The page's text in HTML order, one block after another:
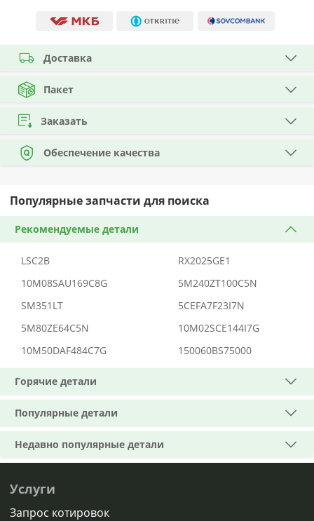
Доставка
Пакет
Заказать
Обеспечение качества
Популярные запчасти для поиска
Рекомендуемые детали
LSC2B
RX2025GE1
10M08SAU169C8G
5M240ZT100C5N
SM351LT
5CEFA7F23I7N
5M80ZE64C5N
10M02SCE144I7G
10M50DAF484C7G
150060BS75000
Горячие детали
Популярные детали
Недавно популярные детали
Услуги
Запрос котировок